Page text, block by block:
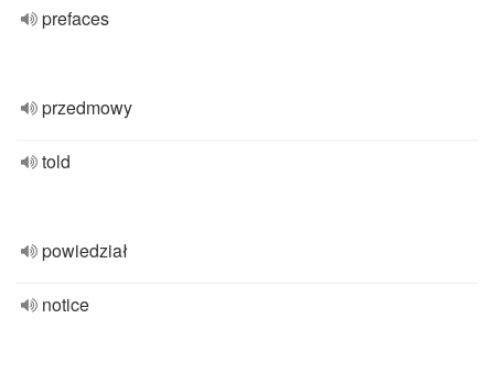
prefaces
przedmowy
told
powiedział
notice